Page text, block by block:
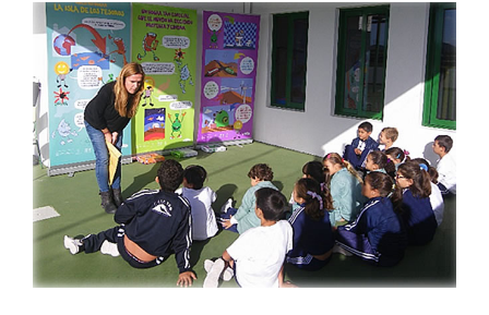
Ver
imagen
más
grande